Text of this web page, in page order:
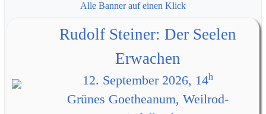
Alle Banner auf einen Klick
Rudolf Steiner: Der Seelen
Erwachen
12. September 2026, 14h
Grünes Goetheanum, Weilrod-